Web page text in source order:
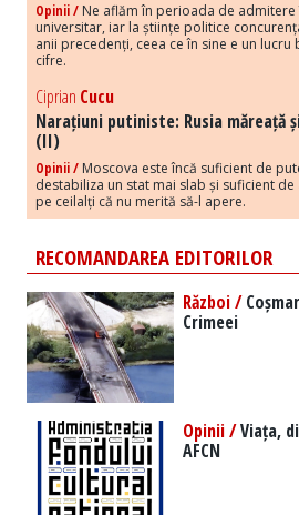
Opinii / Ne aflăm în perioada de admitere
universitar, iar la științe politice
anii precedenți, ceea ce în sine e un lucru
cifre.
Ciprian Cucu
Narațiuni putiniste: Rusia măreață
(II)
Opinii / Moscova este încă suficient de
destabiliza un stat mai slab și suficient
pe ceilalți că nu merită să-l apere.
RECOMANDAREA EDITORILOR
Război /
Crimeei
Opinii /Viața,
AFCN